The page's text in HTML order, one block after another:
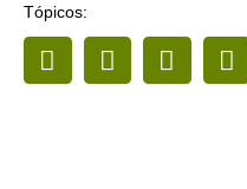
Tópicos: